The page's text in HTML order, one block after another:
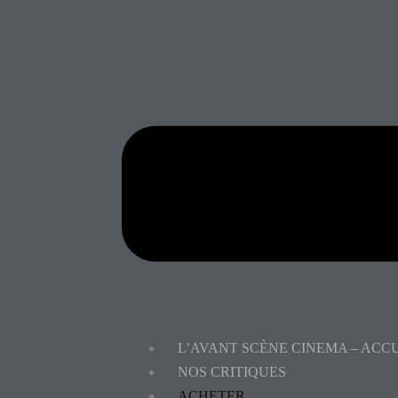
L’AVANT SCÈNE CINEMA –
NOS CRITIQUES